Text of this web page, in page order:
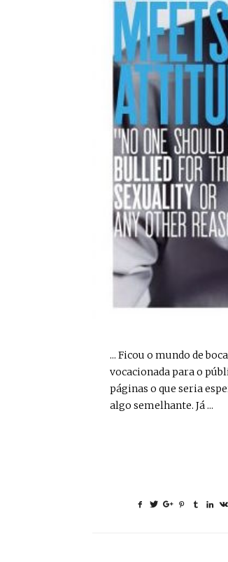
... Ficou o mundo de
vocacionada para o
páginas o que seria
algo semelhante. Já ...